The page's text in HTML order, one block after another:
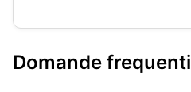
Domande frequenti